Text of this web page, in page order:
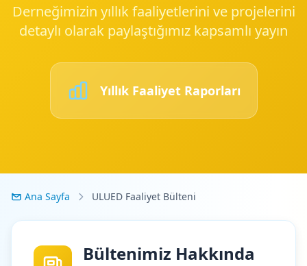
Derneğimizin yıllık faaliyetlerini ve projelerini
detaylı olarak paylaştığımız kapsamlı yayın
Yıllık Faaliyet Raporları
Ana Sayfa ULUED Faaliyet Bülteni
Bültenimiz Hakkında